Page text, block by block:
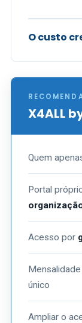
O custo
X4ALL
Quem
Portal
Acesso por
Mensalidade
único
Ampliar o